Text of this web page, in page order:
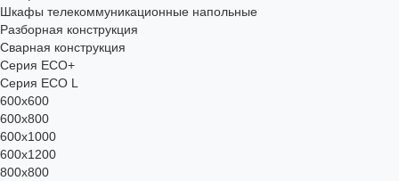
Шкафы телекоммуникационные напольные
Разборная конструкция
Сварная конструкция
Серия ECO+
Серия ECO L
600x600
600x800
600х1000
600х1200
800x800